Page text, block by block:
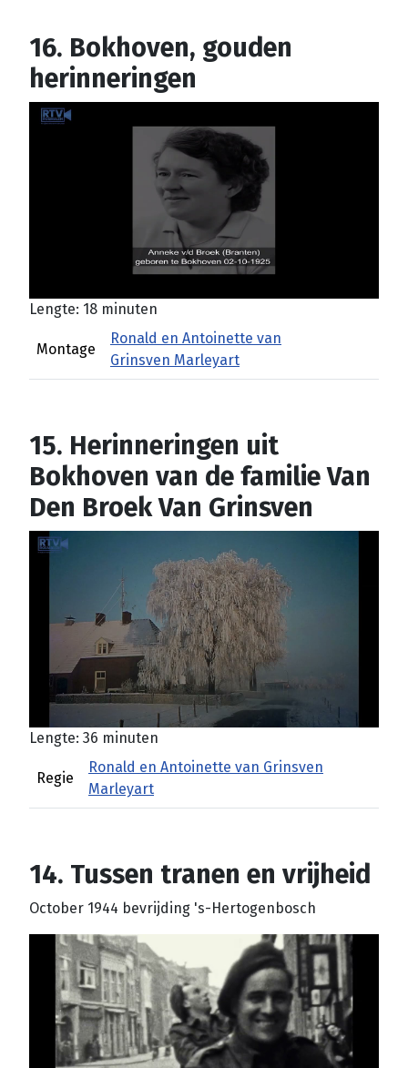
16. Bokhoven, gouden
herinneringen
Lengte: 18 minuten
Montage
Ronald en Antoinette van
Grinsven Marleyart
15. Herinneringen uit
Bokhoven van de familie Van
Den Broek Van Grinsven
Lengte: 36 minuten
Regie
Ronald en Antoinette van Grinsven
Marleyart
14. Tussen tranen en vrijheid
October 1944 bevrijding 's-Hertogenbosch